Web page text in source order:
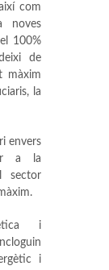
com
noves
100%
de
màxim
la
envers
a la
sector
i
i